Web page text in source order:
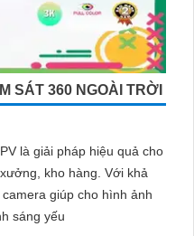
SÁT 360 NGOÀI TRỜI
là giải pháp hiệu quả cho
kho hàng. Với khả
giúp cho hình ảnh
sáng yếu